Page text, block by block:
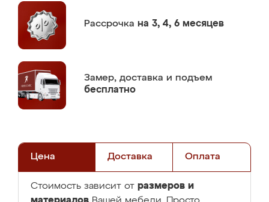
Рассрочка на 3, 4, 6 месяцев
Замер, доставка и подъем
бесплатно
Цена Доставка Оплата
Стоимость зависит от размеров и